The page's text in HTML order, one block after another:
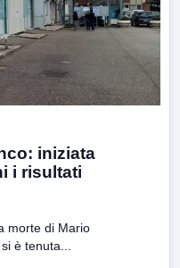
iniziata
i risultati
morte di Mario
è tenuta...